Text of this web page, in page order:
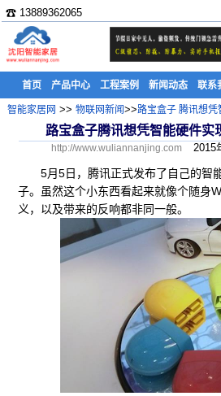
☎ 13889362065
首页 产品中心 工程案例 新闻动态 联系
智能家居网 >> 物联网新闻>>路宝盒子 腾讯想凭
路宝盒子腾讯想凭智能硬件实
http://www.wuliannanjing.com 2015
5月5日，腾讯正式发布了自己的智
子。虽然这个小东西看起来就像个随身
义，以及带来的反响都非同一般。